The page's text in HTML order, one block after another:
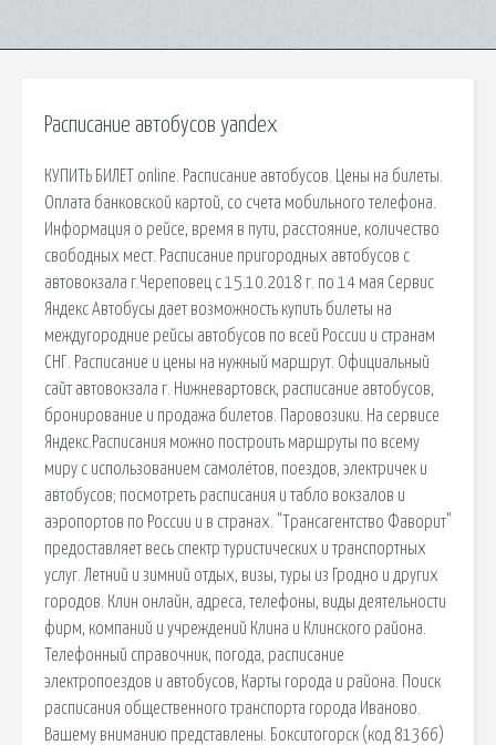
Расписание автобусов yandex
КУПИТЬ БИЛЕТ online. Расписание автобусов. Цены на билеты.
Оплата банковской картой, со счета мобильного телефона.
Информация о рейсе, время в пути, расстояние, количество
свободных мест. Расписание пригородных автобусов с
автовокзала г.Череповец c 15.10.2018 г. по 14 мая Сервис
Яндекс Автобусы дает возможность купить билеты на
междугородние рейсы автобусов по всей России и странам
СНГ. Расписание и цены на нужный маршрут. Официальный
сайт автовокзала г. Нижневартовск, расписание автобусов,
бронирование и продажа билетов. Паровозики. На сервисе
Яндекс.Расписания можно построить маршруты по всему
миру с использованием самолётов, поездов, электричек и
автобусов; посмотреть расписания и табло вокзалов и
аэропортов по России и в странах. "Трансагентство Фаворит"
предоставляет весь спектр туристических и транспортных
услуг. Летний и зимний отдых, визы, туры из Гродно и других
городов. Клин онлайн, адреса, телефоны, виды деятельности
фирм, компаний и учреждений Клина и Клинского района.
Телефонный справочник, погода, расписание
электропоездов и автобусов, Карты города и района. Поиск
расписания общественного транспорта города Иваново.
Вашему вниманию представлены. Бокситогорск (код 81366)